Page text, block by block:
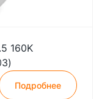
160K
Подробнее